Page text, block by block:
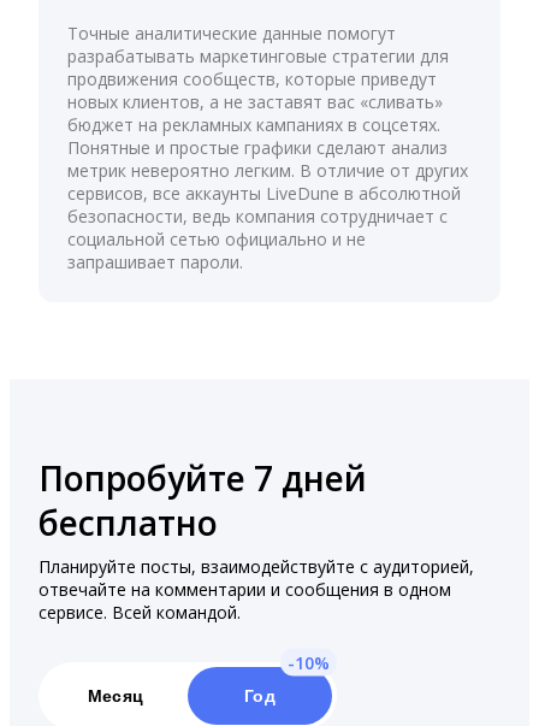
Точные аналитические данные помогут
разрабатывать маркетинговые стратегии для
продвижения сообществ, которые приведут
новых клиентов, а не заставят вас «сливать»
бюджет на рекламных кампаниях в соцсетях.
Понятные и простые графики сделают анализ
метрик невероятно легким. В отличие от других
сервисов, все аккаунты LiveDune в абсолютной
безопасности, ведь компания сотрудничает с
социальной сетью официально и не
запрашивает пароли.
Попробуйте 7 дней
бесплатно
Планируйте посты, взаимодействуйте с аудиторией,
отвечайте на комментарии и сообщения в одном
сервисе. Всей командой.
Месяц Год